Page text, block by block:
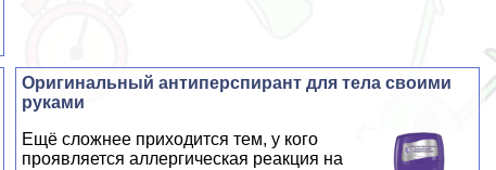
Оригинальный антиперспирант для тела своими
руками
Ещё сложнее приходится тем, у кого
проявляется аллергическая реакция на